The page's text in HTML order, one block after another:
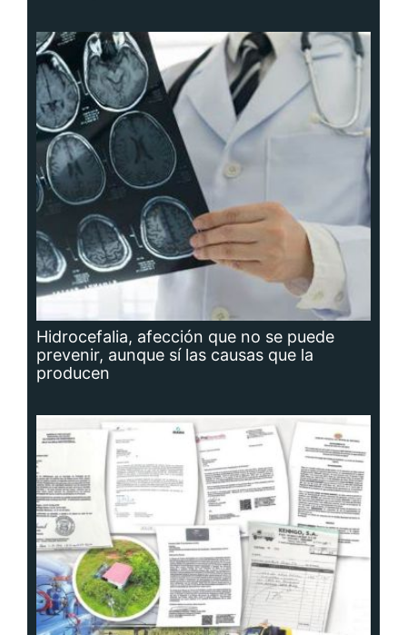
Hidrocefalia, afección que no se puede
prevenir, aunque sí las causas que la
producen